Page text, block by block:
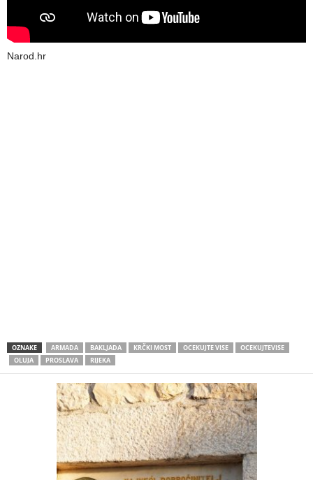
Narod.hr
OZNAKE ARMADA BAKLJADA KRČKI MOST OCEKUJTE VISE
OCEKUJTEVISE
OLUJA
PROSLAVA RIJEKA